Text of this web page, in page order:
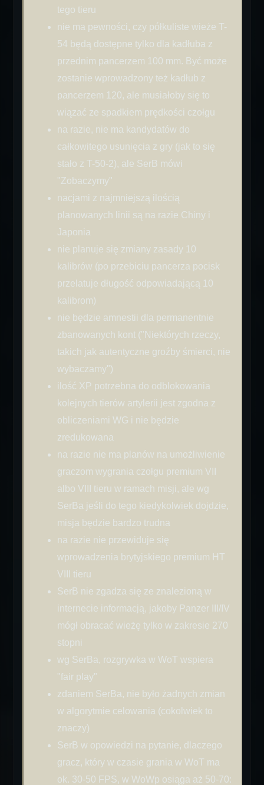
tego tieru
nie ma pewności, czy półkuliste wieże T-
54 będą dostępne tylko dla kadłuba z
przednim pancerzem 100 mm. Być może
zostanie wprowadzony też kadłub z
pancerzem 120, ale musiałoby się to
wiązać ze spadkiem prędkości czołgu
na razie, nie ma kandydatów do
całkowitego usunięcia z gry (jak to się
stało z T-50-2), ale SerB mówi
"Zobaczymy"
nacjami z najmniejszą ilością
planowanych linii są na razie Chiny i
Japonia
nie planuje się zmiany zasady 10
kalibrów (po przebiciu pancerza pocisk
przelatuje długość odpowiadającą 10
kalibrom)
nie będzie amnestii dla permanentnie
zbanowanych kont ("Niektórych rzeczy,
takich jak autentyczne groźby śmierci, nie
wybaczamy")
ilość XP potrzebna do odblokowania
kolejnych tierów artylerii jest zgodna z
obliczeniami WG i nie będzie
zredukowana
na razie nie ma planów na umożliwienie
graczom wygrania czołgu premium VII
albo VIII tieru w ramach misji, ale wg
SerBa jeśli do tego kiedykolwiek dojdzie,
misja będzie bardzo trudna
na razie nie przewiduje się
wprowadzenia brytyjskiego premium HT
VIII tieru
SerB nie zgadza się ze znalezioną w
internecie informacją, jakoby Panzer III/IV
mógł obracać wieżę tylko w zakresie 270
stopni
wg SerBa, rozgrywka w WoT wspiera
"fair play"
zdaniem SerBa, nie było żadnych zmian
w algorytmie celowania (cokolwiek to
znaczy)
SerB w opowiedzi na pytanie, dlaczego
gracz, który w czasie grania w WoT ma
ok. 30-50 FPS, w WoWp osiąga aż 50-70: